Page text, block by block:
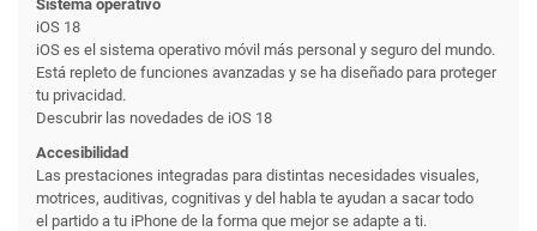
Sistema operativo
iOS 18
iOS es el sistema operativo móvil más personal y seguro del mundo.
Está repleto de funciones avanzadas y se ha diseñado para proteger
tu privacidad.
Descubrir las novedades de iOS 18
Accesibilidad
Las prestaciones integradas para distintas necesidades visuales,
motrices, auditivas, cognitivas y del habla te ayudan a sacar todo
el partido a tu iPhone de la forma que mejor se adapte a ti.